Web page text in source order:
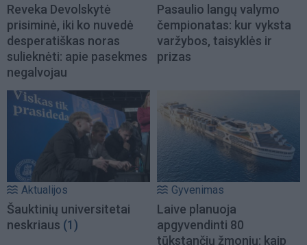
Reveka Devolskytė
prisiminė, iki ko nuvedė
desperatiškas noras
sulieknėti: apie pasekmes
negalvojau
Pasaulio langų valymo
čempionatas: kur vyksta
varžybos, taisyklės ir
prizas
Aktualijos
Šauktinių universitetai
neskriaus (1)
Gyvenimas
Laive planuoja
apgyvendinti 80
tūkstančių žmonių: kaip